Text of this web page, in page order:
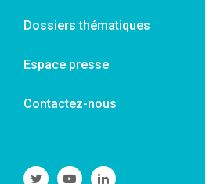
Dossiers thématiques
Espace presse
Contactez-nous
SuivreSuivreSuivre